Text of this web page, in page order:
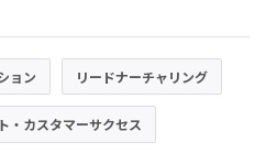
ョン リードナーチャリング
・カスタマーサクセス